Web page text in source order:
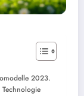
2023.